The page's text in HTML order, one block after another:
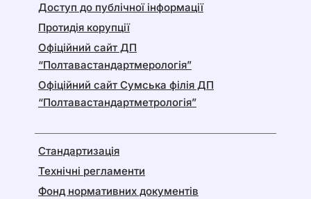
Доступ до публічної інформації
Протидія корупції
Офіційний сайт ДП
“Полтавастандартмерологія”
Офіційний сайт Сумська філія ДП
“Полтавастандартметрологія”
Стандартизація
Технічні регламенти
Фонд нормативних документів